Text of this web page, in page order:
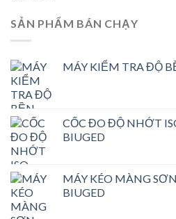
SẢN PHẨM BÁN CHẠY
MÁY KIỂM TRA ĐỘ
CỐC ĐO ĐỘ NHỚT
BIUGED
MÁY KÉO MÀNG
BIUGED